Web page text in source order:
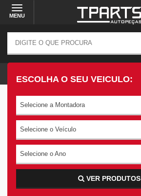
MENU
ESCOLHA O SEU VEICULO:
Selecione a Montadora
Selecione o Veículo
Selecione o Ano
VER PRODUTOS